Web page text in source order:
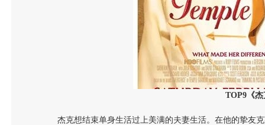
TOP9 《
杰克想结束单身生活过上美满的夫妻生活。在他的挚友